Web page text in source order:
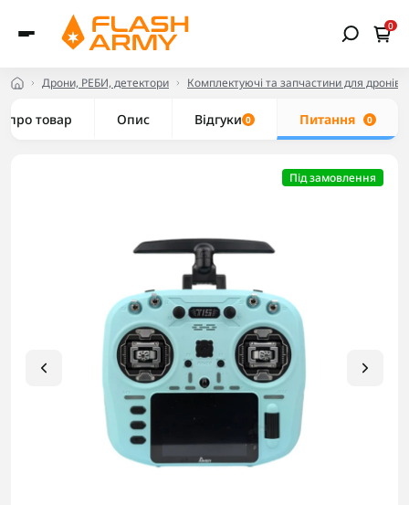
0
Дрони, РЕБИ, детектори Комплектуючі та запчастини для дронів
про товар Опис Відгуки 0 Питання 0
Під замовлення